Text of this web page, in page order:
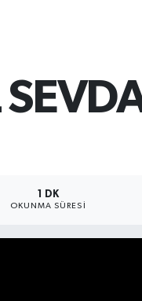
1 DK
OKUNMA SÜRESI